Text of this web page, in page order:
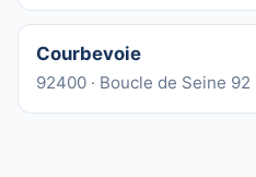
Courbevoie
92400 · Boucle de Seine 92